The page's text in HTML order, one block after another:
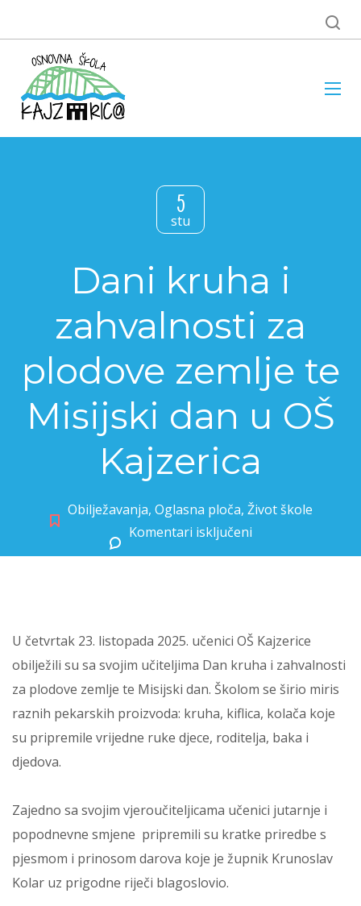
5
stu
Dani kruha i
zahvalnosti za
plodove zemlje te
Misijski dan u OŠ
Kajzerica
Obilježavanja, Oglasna ploča, Život škole
Komentari isključeni
U četvrtak 23. listopada 2025. učenici OŠ Kajzerice
obilježili su sa svojim učiteljima Dan kruha i zahvalnosti
za plodove zemlje te Misijski dan. Školom se širio miris
raznih pekarskih proizvoda: kruha, kiflica, kolača koje
su pripremile vrijedne ruke djece, roditelja, baka i
djedova.
Zajedno sa svojim vjeroučiteljicama učenici jutarnje i
popodnevne smjene pripremili su kratke priredbe s
pjesmom i prinosom darova koje je župnik Krunoslav
Kolar uz prigodne riječi blagoslovio.